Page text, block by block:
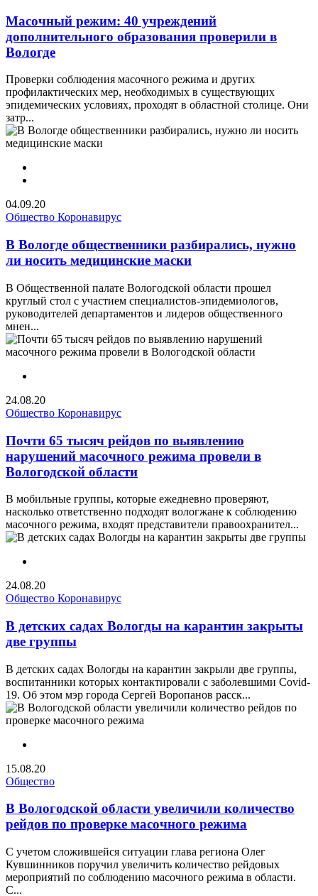
Масочный режим: 40 учреждений
дополнительного образования проверили в
Вологде
Проверки соблюдения масочного режима и других
профилактических мер, необходимых в существующих
эпидемических условиях, проходят в областной столице. Они
затр...
04.09.20
Общество Коронавирус
В Вологде общественники разбирались, нужно
ли носить медицинские маски
В Общественной палате Вологодской области прошел
круглый стол с участием специалистов-эпидемиологов,
руководителей департаментов и лидеров общественного
мнен...
24.08.20
Общество Коронавирус
Почти 65 тысяч рейдов по выявлению
нарушений масочного режима провели в
Вологодской области
В мобильные группы, которые ежедневно проверяют,
насколько ответственно подходят вологжане к соблюдению
масочного режима, входят представители правоохранител...
24.08.20
Общество Коронавирус
В детских садах Вологды на карантин закрыты
две группы
В детских садах Вологды на карантин закрыли две группы,
воспитанники которых контактировали с заболевшими Covid-
19. Об этом мэр города Сергей Воропанов расск...
15.08.20
Общество
В Вологодской области увеличили количество
рейдов по проверке масочного режима
С учетом сложившейся ситуации глава региона Олег
Кувшинников поручил увеличить количество рейдовых
мероприятий по соблюдению масочного режима в области.
С...